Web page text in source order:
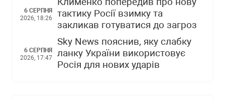
6 СЕРПНЯ
2026, 18:26
тактику Росії взимку та
закликав готуватися до загроз
6 СЕРПНЯ
2026, 17:47
Sky News пояснив, яку слабку
ланку України використовує
Росія для нових ударів